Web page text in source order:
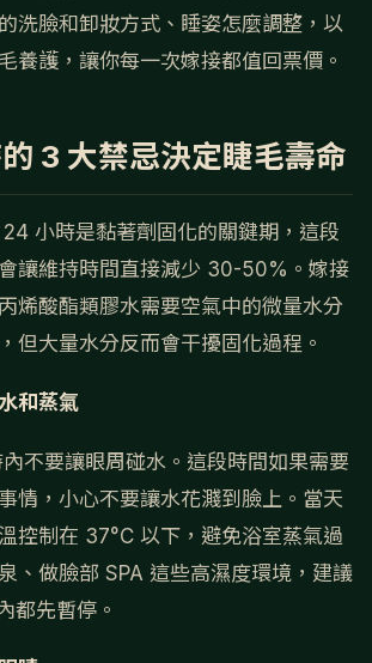
洗臉和卸妝方式、睡姿怎麼調整，以
養護，讓你每一次嫁接都值回票價。
3 大禁忌決定睫毛壽命
小時是黏著劑固化的關鍵期，這段
讓維持時間直接減少 30-50%。嫁接
烯酸酯類膠水需要空氣中的微量水分
但大量水分反而會干擾固化過程。
和蒸氣
不要讓眼周碰水。這段時間如果需要
情，小心不要讓水花濺到臉上。當天
控制在 37°C 以下，避免浴室蒸氣過
、做臉部 SPA 這些高濕度環境，建議
都先暫停。